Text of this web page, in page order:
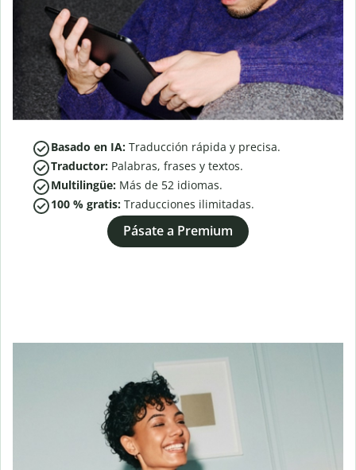
Basado en IA: Traducción rápida y precisa.
Traductor: Palabras, frases y textos.
Multilingüe: Más de 52 idiomas.
100 % gratis: Traducciones ilimitadas.
Pásate a Premium